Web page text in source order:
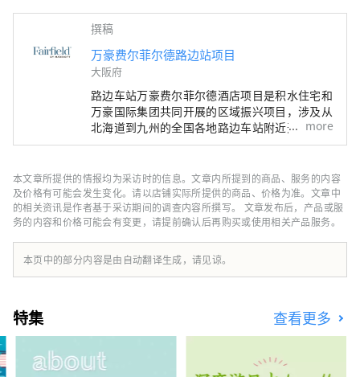
史、文化和传统。
地理环境，这里是全国闻名的食材宝
库，其中包括丰富的当地特产，例如丹
波栗子和丹波黑豆。初夏有香鱼料理，
冬天有鲻鱼火锅，春天有山菜料理等，
随着季节变化，可以品尝到各种各样的
美食。作为您体验日本乡村之旅的基
地，我们的酒店提供舒适的现代设计客
房，配备免费 Wi-Fi、平板电视以及可
提供适合携带宠物狗入住的客房，因此
您可以与心爱的家人舒适地入住。期待
您光临我们的酒店，从酒店可轻松前往
乡的风景。
撰稿
万豪费尔菲尔德路边站项目
大阪府
路边车站万豪费尔菲尔德酒店项目是积水住宅和
万豪国际集团共同开展的区域振兴项目，涉及从
北海道到九州的全国各地路边车站附近开发酒
店。 我们特意没有在酒店内设置任何餐饮设
们与当地人互动，享受美食，充分体验该地区的
魅力。酒店工作人员熟悉该地区并会推荐季节性
信息和该地区独有的景点。 客房简洁而平静，
配有舒适的席梦思床和无浴缸的淋浴式浴室。酒
店大堂酒廊配有大桌子、微波炉、烤箱、咖啡
机、日本茶、味噌汤。 您可以在客房内放松身
免费高速 Wi-Fi 和配备电源插座的桌子，非常适
合工作。 享受一种全新的旅行方式，让您可以
自由地游历日本各地，同时体验每个地区的魅
力。
more
本文章所提供的情报均为采访时的信息。文章内所提到的商品、服务的内容
及价格有可能会发生变化。请以店铺实际所提供的商品、价格为准。文章中
的相关资讯是作者基于采访期间的调查内容所撰写。 文章发布后，产品或服
务的内容和价格可能会有变更，请提前确认后再购买或使用相关产品服务。
本页中的部分内容是由自动翻译生成，请见谅。
特集 查看更多